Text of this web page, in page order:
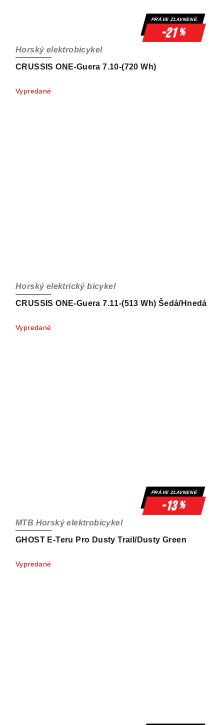
PRÁVE ZĽAVNENÉ
-21%
CRUSSIS ONE-Guera 7.10-(720 Wh)
Horský elektrobicykel
Vypredané
CRUSSIS ONE-Guera 7.11-(513 Wh) Šedá/Hnedá
Horský elektrický bicykel
Vypredané
PRÁVE ZĽAVNENÉ
-13%
GHOST E-Teru Pro Dusty Trail/Dusty Green
MTB Horský elektrobicykel
Vypredané